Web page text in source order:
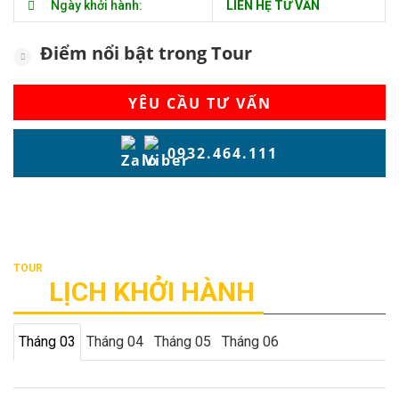
Ngày khởi hành: LIÊN HỆ TƯ VẤN
Điểm nổi bật trong Tour
YÊU CẦU TƯ VẤN
0932.464.111
LỊCH KHỞI HÀNH
Tháng 03 Tháng 04 Tháng 05 Tháng 06